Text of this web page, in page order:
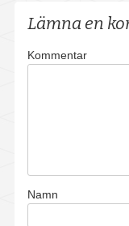
Om oss
Kontakt
Kundportal
Lämna en
Kommentar
Namn